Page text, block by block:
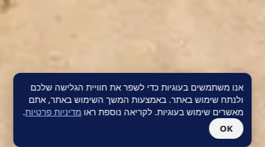
אנו משתמשים בעוגיות כדי לשפר את חוויית הגלישה שלכם
ולנתח שימוש באתר. באמצעות המשך השימוש באתר, אתם
מאשרים שימוש בעוגיות. לקריאה נוספת ראו מדיניות פרטיות.
OK